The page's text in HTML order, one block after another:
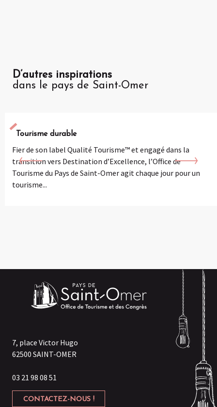
D’autres inspirations
dans le pays de Saint-Omer
Tourisme durable
Fier de son label Qualité Tourisme™ et engagé dans la
transition vers Destination d’Excellence, l’Office de
Tourisme du Pays de Saint-Omer agit chaque jour pour un
tourisme...
7, place Victor Hugo
62500 SAINT-OMER
03 21 98 08 51
CONTACTEZ-NOUS !